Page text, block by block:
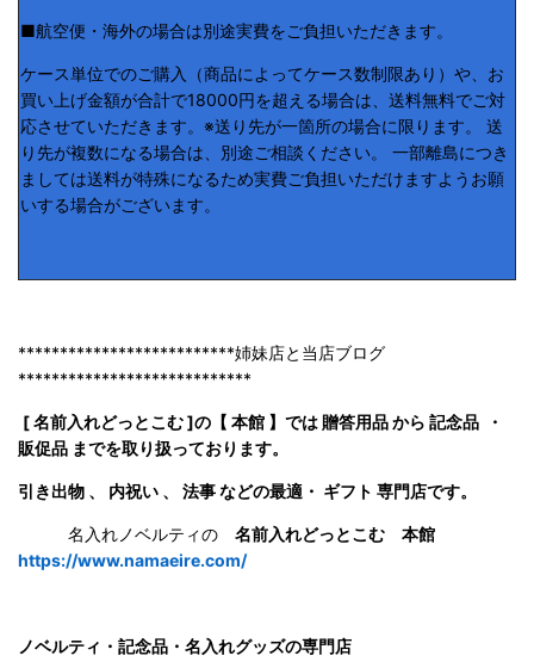
■航空便・海外の場合は別途実費をご負担いただきます。
ケース単位でのご購入（商品によってケース数制限あり）や、お
買い上げ金額が合計で18000円を超える場合は、送料無料でご対
応させていただきます。※送り先が一箇所の場合に限ります。 送
り先が複数になる場合は、別途ご相談ください。 一部離島につき
ましては送料が特殊になるため実費ご負担いただけますようお願
いする場合がございます。
**************************姉妹店と当店ブログ
****************************
[ 名前入れどっとこむ ]の【 本館 】では 贈答用品 から 記念品 ・
販促品 までを取り扱っております。
引き出物 、 内祝い 、 法事 などの最適・ ギフト 専門店です。
名入れノベルティの 名前入れどっとこむ 本館
https://www.namaeire.com/
ノベルティ・記念品・名入れグッズの専門店